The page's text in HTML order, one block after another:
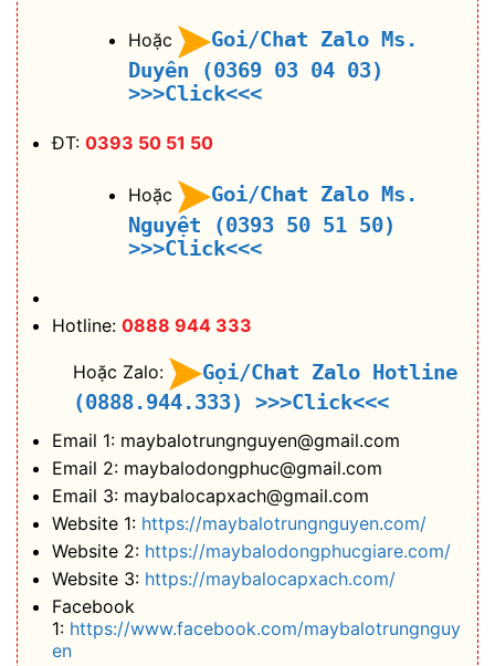
Hoặc
Goi/Chat Zalo Ms.
Duyên (0369 03 04 03)
>>>Click<<<
ĐT: 0393 50 51 50
Hoặc
Goi/Chat Zalo Ms.
Nguyệt (0393 50 51 50)
>>>Click<<<
Hotline: 0888 944 333
Hoặc Zalo:
Gọi/Chat Zalo Hotline
(0888.944.333)
>>>Click<<<
Email 1: maybalotrungnguyen@gmail.com
Email 2: maybalodongphuc@gmail.com
Email 3: maybalocapxach@gmail.com
Website 1: https://maybalotrungnguyen.com/
Website 2: https://maybalodongphucgiare.com/
Website 3: https://maybalocapxach.com/
Facebook
1: https://www.facebook.com/maybalotrungnguy
en